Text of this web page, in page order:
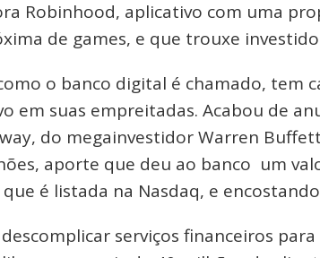
Robinhood, aplicativo com uma
de games, e que trouxe
o banco digital é chamado, tem
em suas empreitadas. Acabou de
do megainvestidor Warren
aporte que deu ao banco um
é listada na Nasdaq, e
serviços financeiros